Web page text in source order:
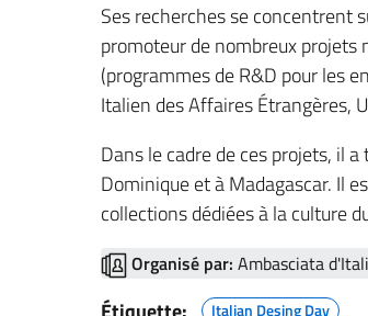
Ses recherches se concentrent
promoteur de nombreux
(programmes de R&D pour les
Italien des Affaires Étrangères,
Dans le cadre de ces projets, il
Dominique et à Madagascar. Il
collections dédiées à la culture
Organisé par: Ambasciata
Italian Desing Day